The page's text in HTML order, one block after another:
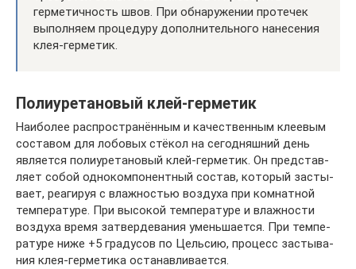
герметичность швов. При обнаружении протечек
выполняем процедуру дополнительного нанесения
клея-герметик.
Полиуретановый клей-герметик
Наи­бо­лее рас­про­стра­нён­ным и каче­ствен­ным кле­е­вым
соста­вом для лобо­вых стё­кол на сего­дняш­ний день
явля­ет­ся поли­уре­та­но­вый клей-гер­ме­тик. Он пред­став­
ля­ет собой одно­ком­по­нент­ный состав, кото­рый засты­
ва­ет, реа­ги­руя с влаж­но­стью воз­ду­ха при ком­нат­ной
тем­пе­ра­ту­ре. При высо­кой тем­пе­ра­ту­ре и влаж­но­сти
воз­ду­ха вре­мя затвер­де­ва­ния умень­ша­ет­ся. При тем­пе­
ра­ту­ре ниже +5 гра­ду­сов по Цель­сию, про­цесс засты­ва­
ния клея-гер­ме­ти­ка останавливается.